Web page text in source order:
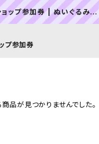
ョップ参加券 | ぬいぐるみの
｜「ぬい」の布地・材料の通
プ参加券
品が見つかりませんでした。